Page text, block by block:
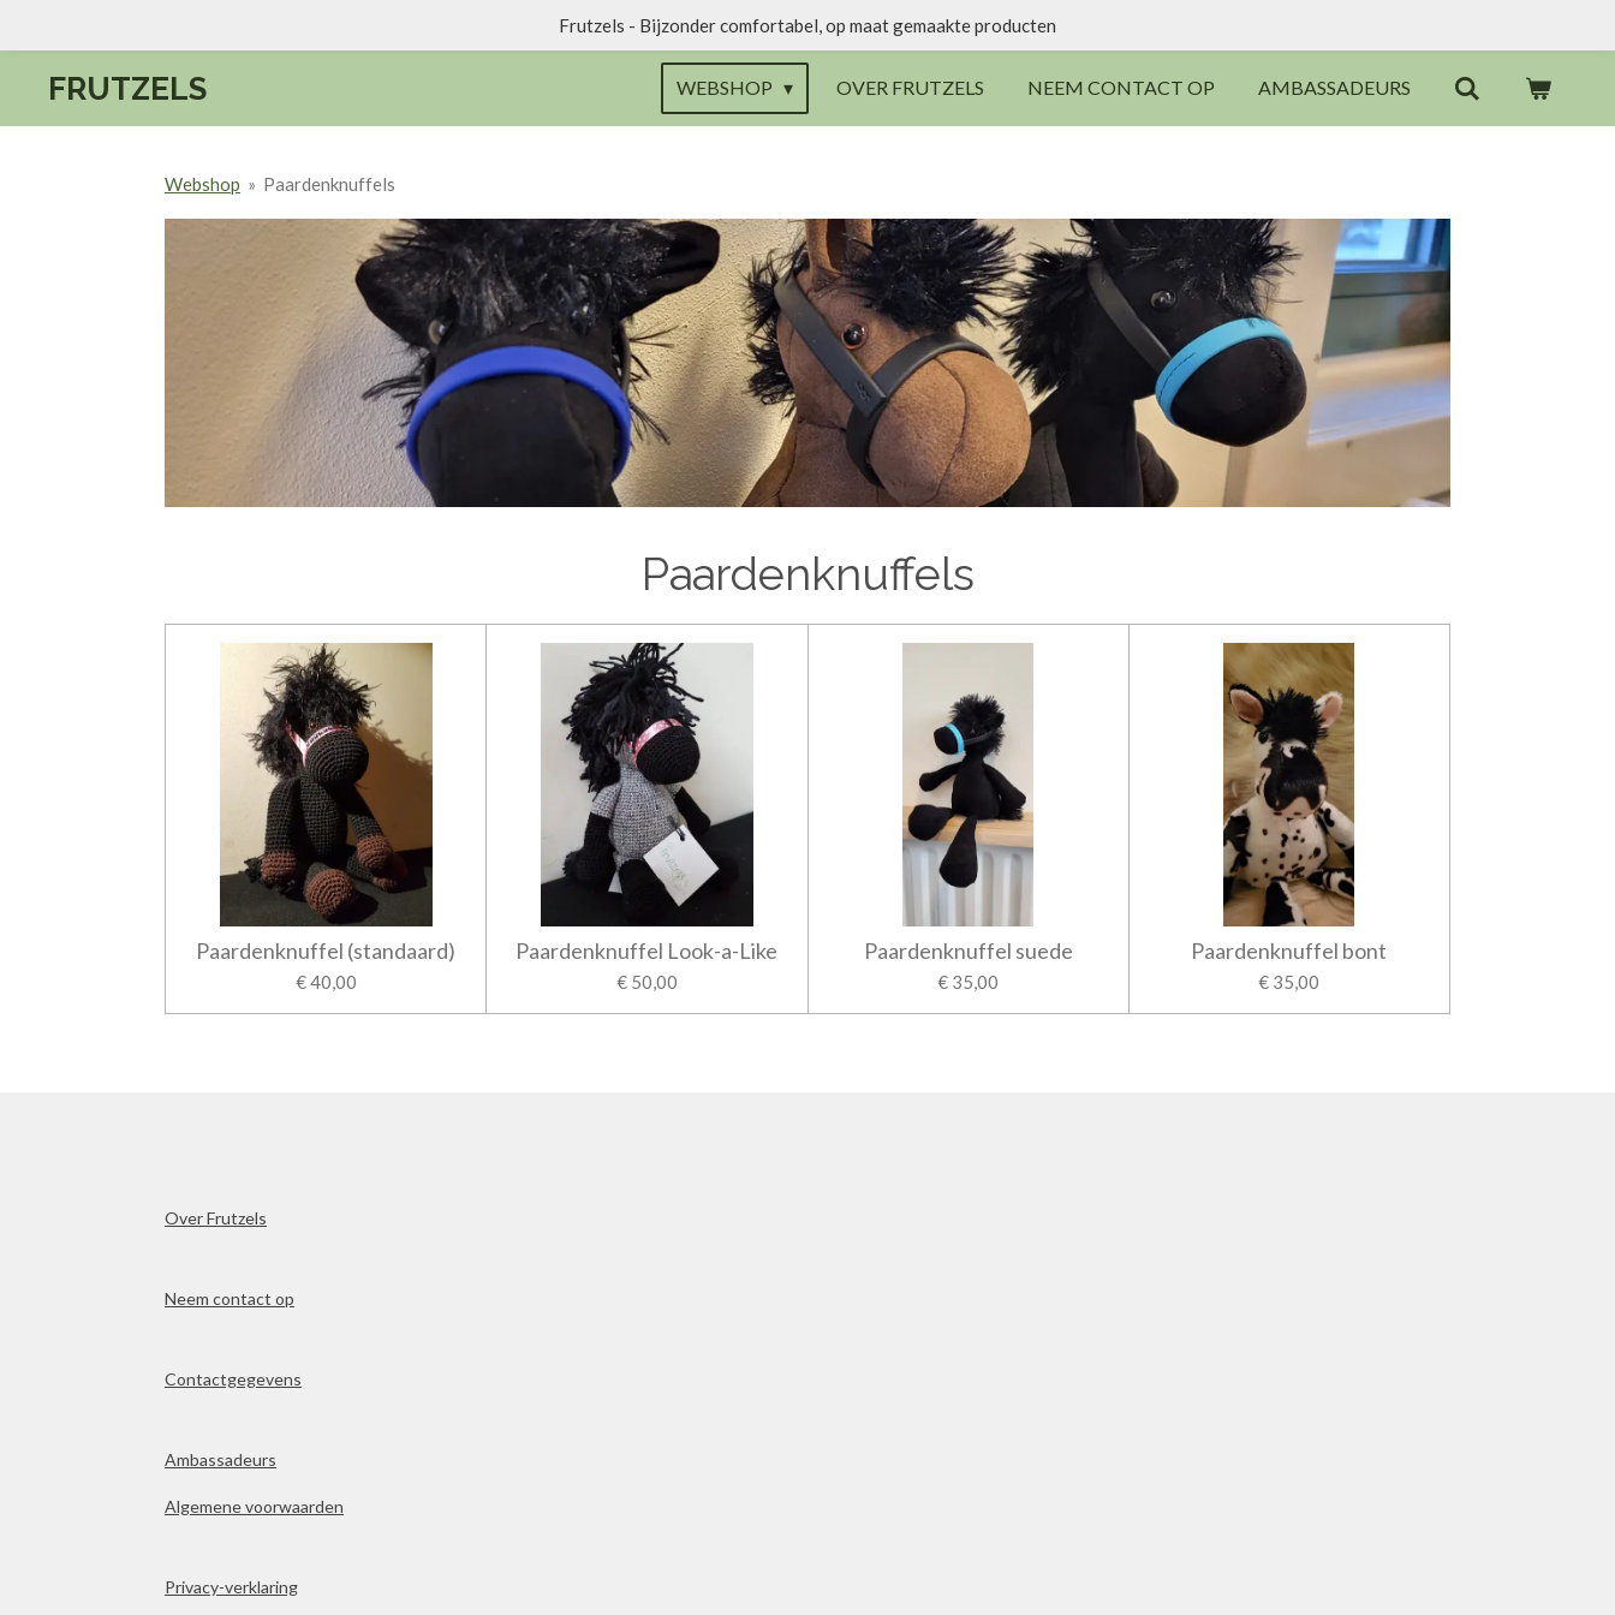
de
Frutzels - Bijzonder comfortabel, op maat gemaakte producten
FRUTZELS WEBSHOP OVER FRUTZELS NEEM CONTACT OP AMBASSADEURS
Webshop » Paardenknuffels
Paardenknuffels
Paardenknuffel (standaard)
€ 40,00
Paardenknuffel Look-a-Like
€ 50,00
Paardenknuffel suede
€ 35,00
Paardenknuffel bont
€ 35,00
Over Frutzels
Neem contact op
Contactgegevens
Ambassadeurs
Algemene voorwaarden
Privacy-verklaring